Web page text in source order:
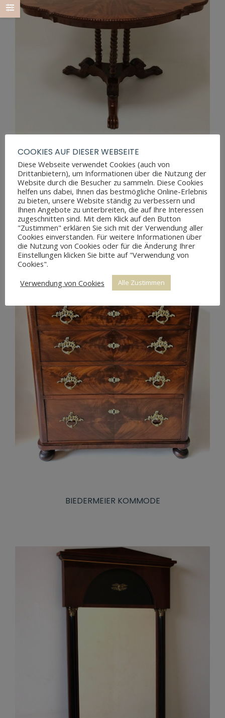
ANTIKER GRÜNDERZEIT COUCHTISCH
BIEDERMEIER KOMMODE
COOKIES AUF DIESER WEBSEITE
Diese Webseite verwendet Cookies (auch von
Drittanbietern), um Informationen über die Nutzung der
Website durch die Besucher zu sammeln. Diese Cookies
helfen uns dabei, Ihnen das bestmögliche Online-Erlebnis
zu bieten, unsere Website ständig zu verbessern und
Ihnen Angebote zu unterbreiten, die auf Ihre Interessen
zugeschnitten sind. Mit dem Klick auf den Button
"Zustimmen" erklären Sie sich mit der Verwendung aller
Cookies einverstanden. Für weitere Informationen über
die Nutzung von Cookies oder für die Änderung Ihrer
Einstellungen klicken Sie bitte auf "Verwendung von
Cookies".
Verwendung von Cookies
Alle Zustimmen